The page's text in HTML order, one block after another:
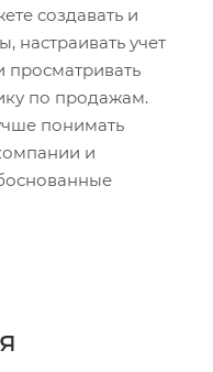
создавать и
настраивать учет
просматривать
по продажам.
понимать
и